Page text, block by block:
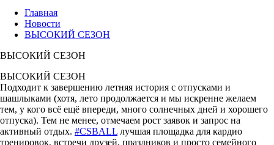
Главная
Новости
ВЫСОКИЙ СЕЗОН
ВЫСОКИЙ СЕЗОН
ВЫСОКИЙ СЕЗОН
Подходит к завершению летняя история с отпусками и
шашлыками (хотя, лето продолжается и мы искренне желаем
тем, у кого всё ещё впереди, много солнечных дней и хорошего
отпуска). Тем не менее, отмечаем рост заявок и запрос на
активный отдых. #CSBALL лучшая площадка для кардио
тренировок, встречи друзей, праздников и просто семейного